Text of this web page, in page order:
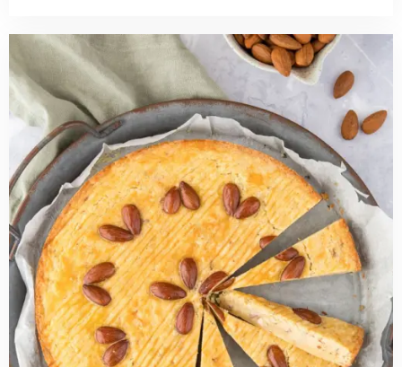
Read
more
about
Amandel-
citroen
boterkoek